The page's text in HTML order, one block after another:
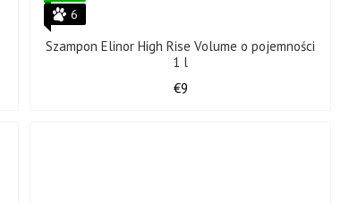
6
Szampon Elinor High Rise Volume o pojemności
1 l
€9